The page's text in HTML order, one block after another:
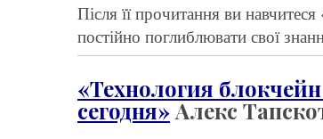
Після її прочитання ви
постійно поглиблювати свої
«Технология
сегодня»Алекс